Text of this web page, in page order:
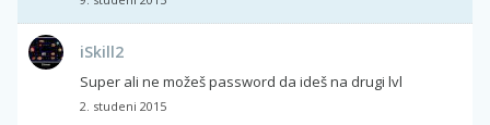
iSkill2
Super ali ne možeš password da ideš na drugi lvl
2. studeni 2015